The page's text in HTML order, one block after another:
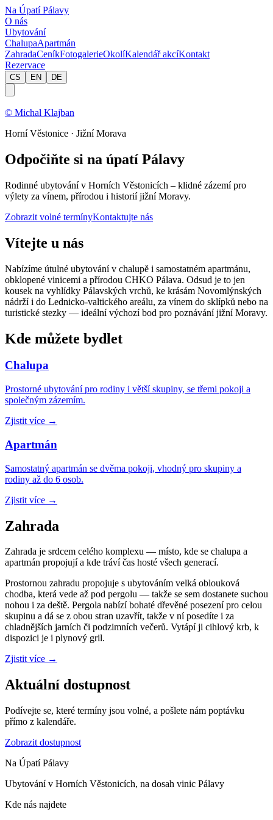
Na Úpatí Pálavy
O nás
Ubytování
ChalupaApartmán
ZahradaCeníkFotogalerieOkolíKalendář akcíKontakt
Rezervace
CS EN DE
© Michal Klajban
Horní Věstonice · Jižní Morava
Odpočiňte si na úpatí Pálavy
Rodinné ubytování v Horních Věstonicích – klidné zázemí pro
výlety za vínem, přírodou i historií jižní Moravy.
Zobrazit volné termínyKontaktujte nás
Vítejte u nás
Nabízíme útulné ubytování v chalupě i samostatném apartmánu,
obklopené vinicemi a přírodou CHKO Pálava. Odsud je to jen
kousek na vyhlídky Pálavských vrchů, ke krásám Novomlýnských
nádrží i do Lednicko-valtického areálu, za vínem do sklípků nebo na
turistické stezky — ideální výchozí bod pro poznávání jižní Moravy.
Kde můžete bydlet
Chalupa
Prostorné ubytování pro rodiny i větší skupiny, se třemi pokoji a
společným zázemím.
Zjistit více →
Apartmán
Samostatný apartmán se dvěma pokoji, vhodný pro skupiny a
rodiny až do 6 osob.
Zjistit více →
Zahrada
Zahrada je srdcem celého komplexu — místo, kde se chalupa a
apartmán propojují a kde tráví čas hosté všech generací.
Prostornou zahradu propojuje s ubytováním velká oblouková
chodba, která vede až pod pergolu — takže se sem dostanete suchou
nohou i za deště. Pergola nabízí bohaté dřevěné posezení pro celou
skupinu a dá se z obou stran uzavřít, takže v ní posedíte i za
chladnějších jarních či podzimních večerů. Vytápí ji cihlový krb, k
dispozici je i plynový gril.
Zjistit více →
Aktuální dostupnost
Podívejte se, které termíny jsou volné, a pošlete nám poptávku
přímo z kalendáře.
Zobrazit dostupnost
Na Úpatí Pálavy
Ubytování v Horních Věstonicích, na dosah vinic Pálavy
Kde nás najdete